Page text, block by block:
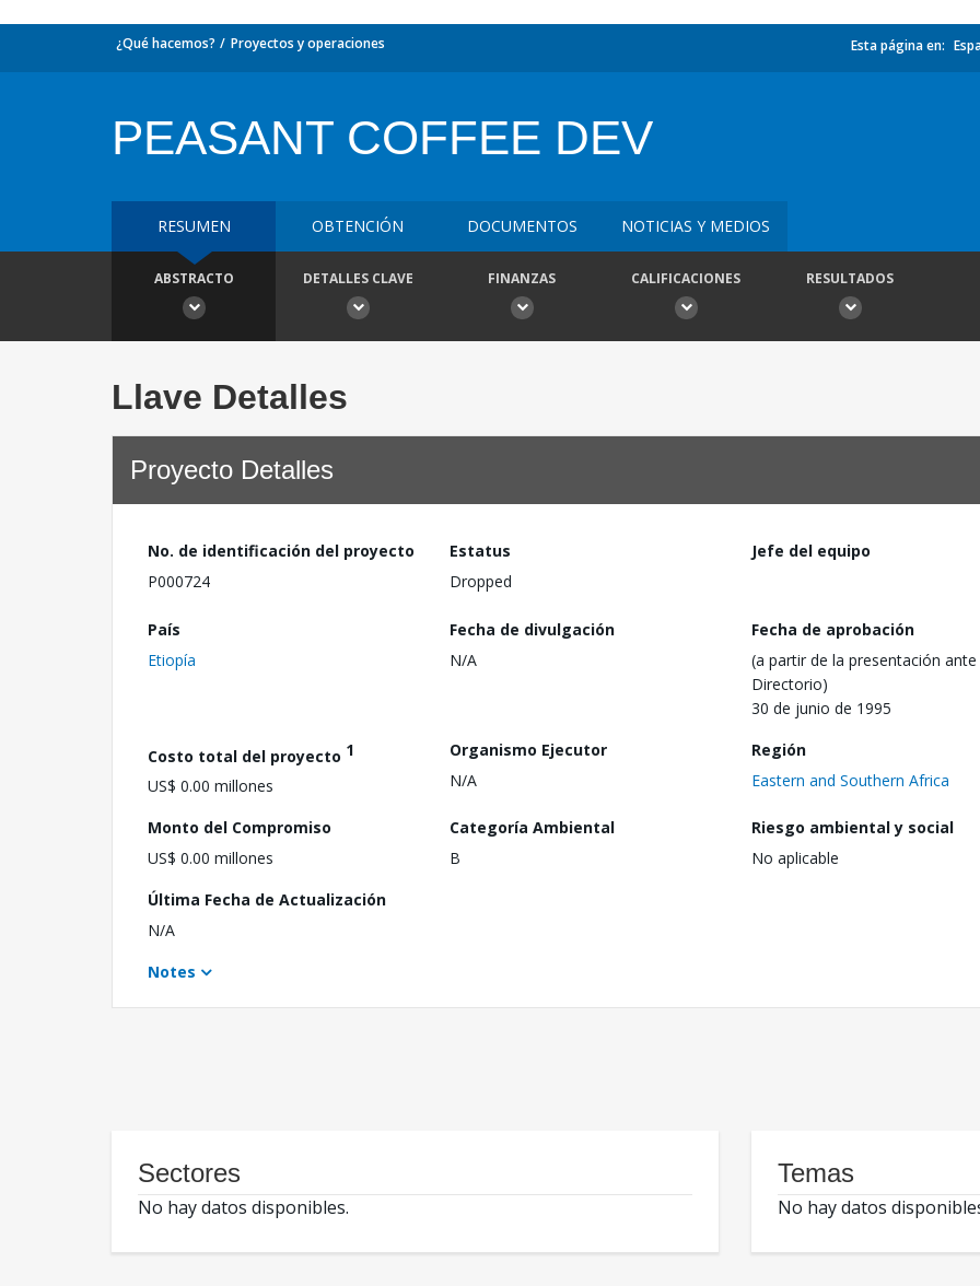
¿Qué hacemos? Proyectos y operaciones Esta página en:
PEASANT COFFEE DEV
RESUMEN OBTENCIÓN DOCUMENTOS NOTICIAS Y MEDIOS
ABSTRACTO DETALLES CLAVE FINANZAS CALIFICACIONES RESULTADOS
Llave Detalles
Proyecto Detalles
No. de identificación del proyecto
P000724
Estatus
Dropped
Jefe del equipo
País
Etiopía
Fecha de divulgación
N/A
Fecha de aprobación
(a partir de la presentación ante
Directorio)
30 de junio de 1995
Costo total del proyecto 1
US$ 0.00 millones
Organismo Ejecutor
N/A
Región
Eastern and Southern Africa
Monto del Compromiso
US$ 0.00 millones
Categoría Ambiental
B
Riesgo ambiental y social
No aplicable
Última Fecha de Actualización
N/A
Notes
Sectores
No hay datos disponibles.
Temas
No hay datos